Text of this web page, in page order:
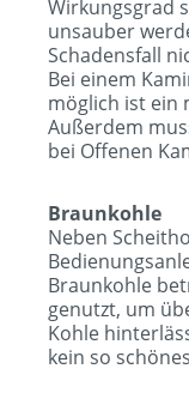
Wirkungsgrad
unsauber
Schadensfall
Bei einem
möglich ist ein
Außerdem
bei Offenen
Braunkohle
Neben
Braunkohle
genutzt, um
Kohle
kein so